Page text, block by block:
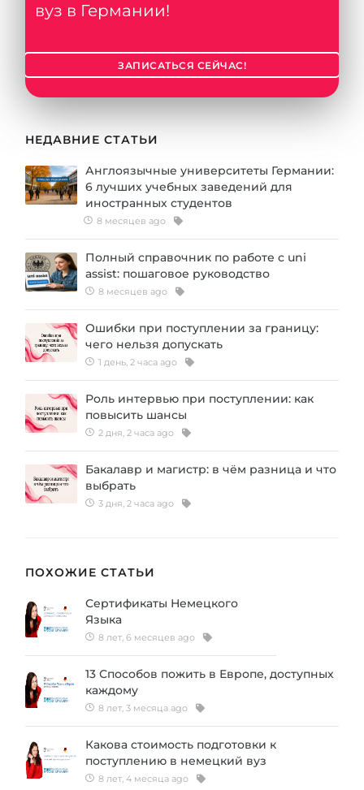
вуз в Германии!
ЗАПИСАТЬСЯ СЕЙЧАС!
НЕДАВНИЕ СТАТЬИ
Англоязычные университеты Германии:
6 лучших учебных заведений для
иностранных студентов
8 месяцев ago
Полный справочник по работе с uni
assist: пошаговое руководство
8 месяцев ago
Ошибки при поступлении за границу:
чего нельзя допускать
1 день, 2 часа ago
Роль интервью при поступлении: как
повысить шансы
2 дня, 2 часа ago
Бакалавр и магистр: в чём разница и что
выбрать
3 дня, 2 часа ago
ПОХОЖИЕ СТАТЬИ
Сертификаты Немецкого
Языка
8 лет, 6 месяцев ago
13 Способов пожить в Европе, доступных
каждому
8 лет, 3 месяца ago
Какова стоимость подготовки к
поступлению в немецкий вуз
8 лет, 4 месяца ago